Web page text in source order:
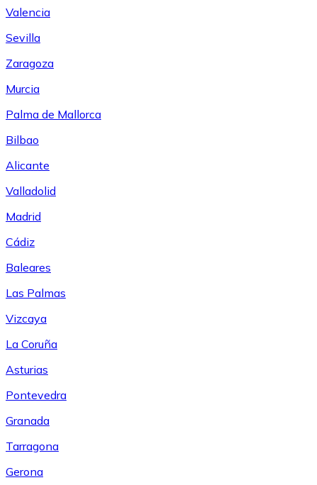
Valencia
Sevilla
Zaragoza
Murcia
Palma de Mallorca
Bilbao
Alicante
Valladolid
Madrid
Cádiz
Baleares
Las Palmas
Vizcaya
La Coruña
Asturias
Pontevedra
Granada
Tarragona
Gerona